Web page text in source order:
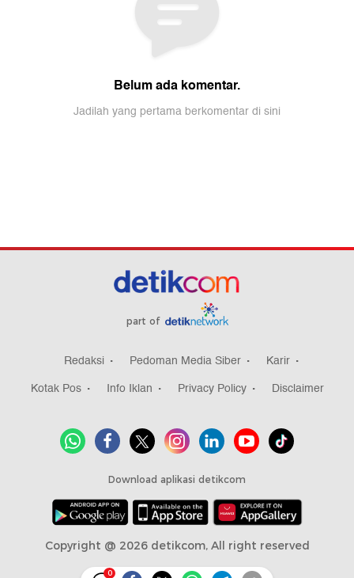
0
part of
Redaksi Pedoman Media Siber
Karir
Kotak Pos
Info Iklan Privacy Policy Disclaimer
Download aplikasi detikcom
Copyright @ 2026 detikcom, All right reserved